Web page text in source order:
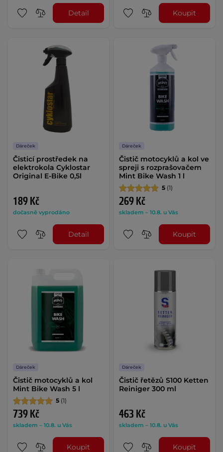
Detail Koupit
Dáreček
Čisticí prostředek na
elektrokola Cyklostar
Original E-Bike 0,5l
189 Kč
dočasně vyprodáno
Detail
Dáreček
Čistič motocyklů a kol ve
spreji s rozprašovačem
Mint Bike Wash 1 l
5 (1)
269 Kč
skladem – 10.8. u Vás
Koupit
Dáreček
Čistič motocyklů a kol
Mint Bike Wash 5 l
5 (1)
739 Kč
skladem – 10.8. u Vás
Koupit
Dáreček
Čistič řetězů S100 Ketten
Reiniger 300 ml
463 Kč
skladem – 10.8. u Vás
Koupit